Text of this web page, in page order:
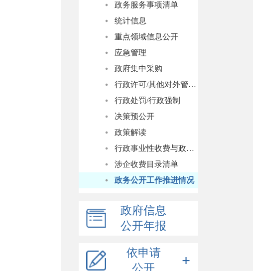
政务服务事项清单
统计信息
重点领域信息公开
应急管理
政府集中采购
行政许可/其他对外管理服务
行政处罚/行政强制
决策预公开
政策解读
行政事业性收费与政府性基金清单
涉企收费目录清单
政务公开工作推进情况
政府信息
公开年报
依申请
公开